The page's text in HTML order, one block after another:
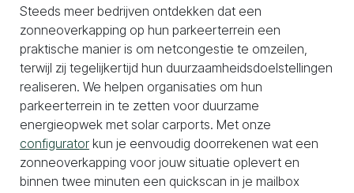
Steeds meer bedrijven ontdekken dat een
zonneoverkapping op hun parkeerterrein een
praktische manier is om netcongestie te omzeilen,
terwijl zij tegelijkertijd hun duurzaamheidsdoelstellingen
realiseren. We helpen organisaties om hun
parkeerterrein in te zetten voor duurzame
energieopwek met solar carports. Met onze
configurator kun je eenvoudig doorrekenen wat een
zonneoverkapping voor jouw situatie oplevert en
binnen twee minuten een quickscan in je mailbox